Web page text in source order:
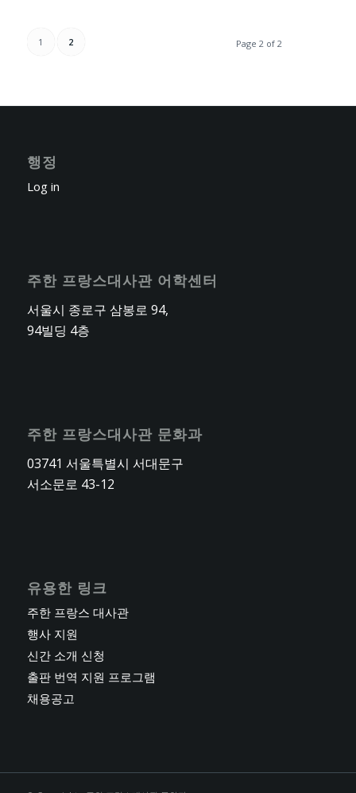
Page 2 of 2
1 2
행정
Log in
주한 프랑스대사관 어학센터
서울시 종로구 삼봉로 94,
94빌딩 4층
주한 프랑스대사관 문화과
03741 서울특별시 서대문구
서소문로 43-12
유용한 링크
주한 프랑스 대사관
행사 지원
신간 소개 신청
출판 번역 지원 프로그램
채용공고